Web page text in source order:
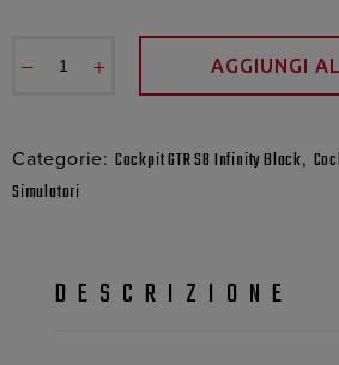
− + AGGIUNGI
Categorie: Cockpit GTR S8 Infinity Black,
Simulatori
DESCRIZIONE